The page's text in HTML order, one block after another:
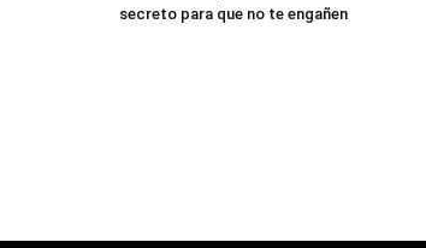
secreto para que no te engañen